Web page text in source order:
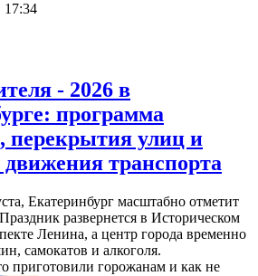
17:34
- 2026 в
программа
перекрытия улиц и
транспорта
Екатеринбург масштабно отметит
развернется в Историческом
Ленина, а центр города временно
самокатов и алкоголя.
приготовили горожанам и как не